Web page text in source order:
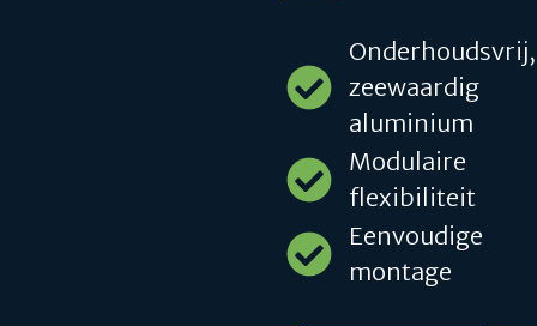
Onderhoudsvrij,
zeewaardig
aluminium
Modulaire
flexibiliteit
Eenvoudige
montage